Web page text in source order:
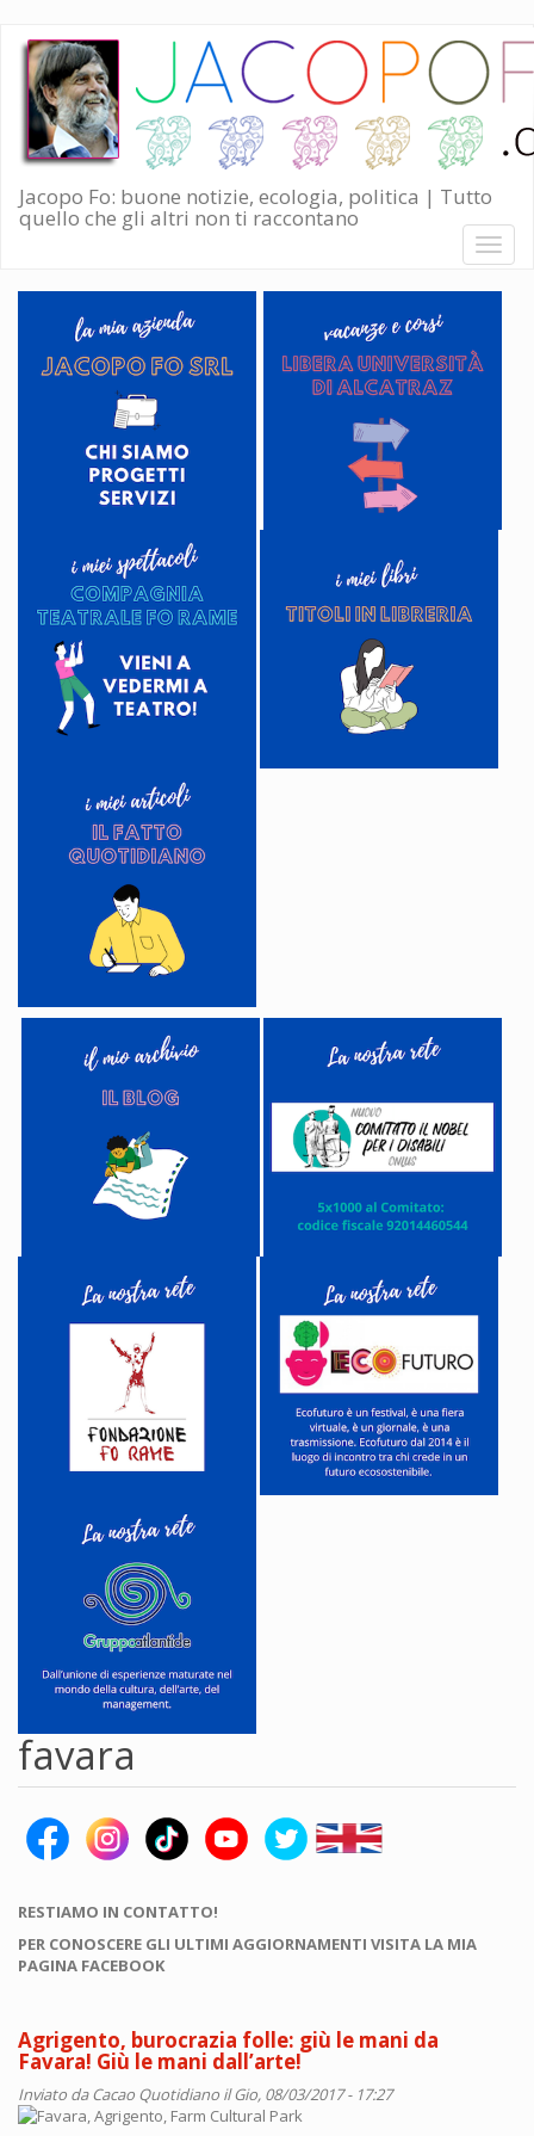
Salta
contenuto
principale
Jacopo Fo: buone notizie, ecologia, politica | Tutto
quello che gli altri non ti raccontano
Toggle
favara
RESTIAMO IN CONTATTO!
PER CONOSCERE GLI ULTIMI AGGIORNAMENTI VISITA LA MIA
PAGINA FACEBOOK
Agrigento, burocrazia folle: giù le mani da
Favara! Giù le mani dall’arte!
Inviato daCacao Quotidiano il Gio, 08/03/2017 - 17:27